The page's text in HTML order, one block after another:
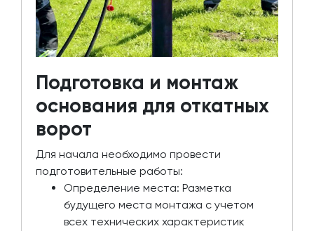
Подготовка и монтаж
основания для откатных
ворот
Для начала необходимо провести
подготовительные работы:
Определение места: Разметка
будущего места монтажа с учетом
всех технических характеристик